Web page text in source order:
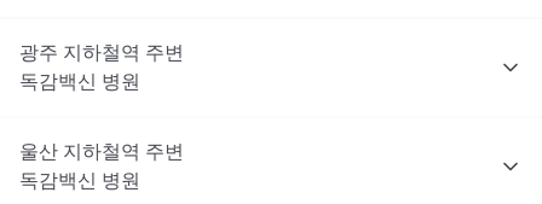
광주 지하철역 주변
독감백신
병원
울산 지하철역 주변
독감백신
병원